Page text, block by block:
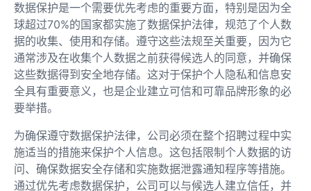
数据保护是一个需要优先考虑的重要方面，特别是因为全
球超过70%的国家都实施了数据保护法律，规范了个人数
据的收集、使用和存储。遵守这些法规至关重要，因为它
通常涉及在收集个人数据之前获得候选人的同意，并确保
这些数据得到安全地存储。这对于保护个人隐私和信息安
全具有重要意义，也是企业建立可信和可靠品牌形象的必
要举措。
为确保遵守数据保护法律，公司必须在整个招聘过程中实
施适当的措施来保护个人信息。这包括限制个人数据的访
问、确保数据安全存储和实施数据泄露通知程序等措施。
通过优先考虑数据保护，公司可以与候选人建立信任，并